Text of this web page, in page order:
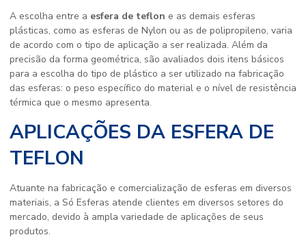
A escolha entre a esfera de teflon e as demais esferas
plásticas, como as esferas de Nylon ou as de polipropileno, varia
de acordo com o tipo de aplicação a ser realizada. Além da
precisão da forma geométrica, são avaliados dois itens básicos
para a escolha do tipo de plástico a ser utilizado na fabricação
das esferas: o peso específico do material e o nível de resistência
térmica que o mesmo apresenta.
APLICAÇÕES DA ESFERA DE
TEFLON
Atuante na fabricação e comercialização de esferas em diversos
materiais, a Só Esferas atende clientes em diversos setores do
mercado, devido à ampla variedade de aplicações de seus
produtos.